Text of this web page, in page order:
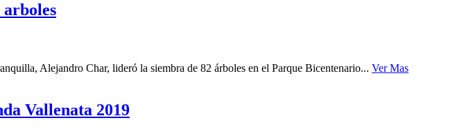
Alejandro Char, lideró la siembra de 82 árboles en el Parque Bicentenario... Ver Mas
Vallenata 2019